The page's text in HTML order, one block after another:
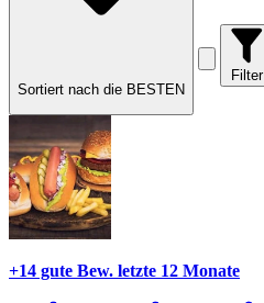
Sortiert nach die BESTEN
Filter
+14 gute Bew. letzte 12 Monate